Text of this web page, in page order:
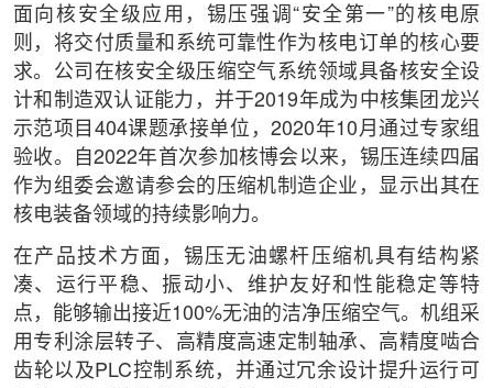
面向核安全级应用，锡压强调“安全第一”的核电原
则，将交付质量和系统可靠性作为核电订单的核心要
求。公司在核安全级压缩空气系统领域具备核安全设
计和制造双认证能力，并于2019年成为中核集团龙兴
示范项目404课题承接单位，2020年10月通过专家组
验收。自2022年首次参加核博会以来，锡压连续四届
作为组委会邀请参会的压缩机制造企业，显示出其在
核电装备领域的持续影响力。
在产品技术方面，锡压无油螺杆压缩机具有结构紧
凑、运行平稳、振动小、维护友好和性能稳定等特
点，能够输出接近100%无油的洁净压缩空气。机组采
用专利涂层转子、高精度高速定制轴承、高精度啮合
齿轮以及PLC控制系统，并通过冗余设计提升运行可